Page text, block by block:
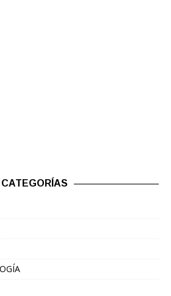
CATEGORÍAS